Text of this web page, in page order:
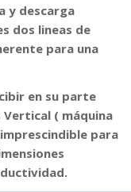
y descarga
dos lineas de
para una
en su parte
( máquina
para